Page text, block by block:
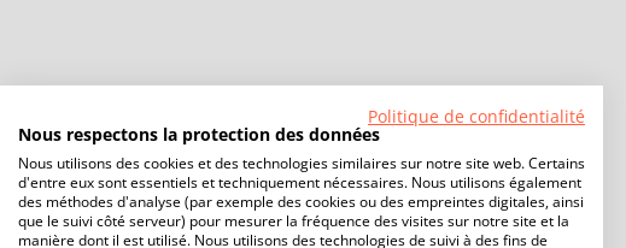
Politique de confidentialité
Nous respectons la protection des données
Nous utilisons des cookies et des technologies similaires sur notre site web. Certains
d'entre eux sont essentiels et techniquement nécessaires. Nous utilisons également
des méthodes d'analyse (par exemple des cookies ou des empreintes digitales, ainsi
que le suivi côté serveur) pour mesurer la fréquence des visites sur notre site et la
manière dont il est utilisé. Nous utilisons des technologies de suivi à des fins de